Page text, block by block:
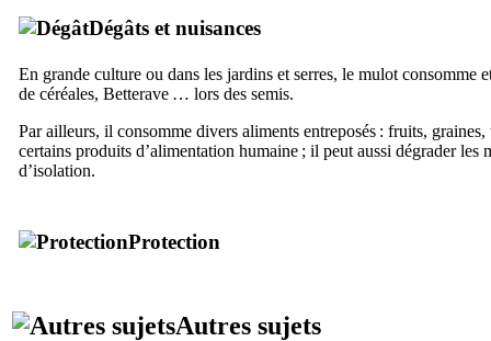
Dégâts et nuisances
En grande culture ou dans les jardins et serres, le mulot consomme
de céréales, Betterave … lors des semis.
Par ailleurs, il consomme divers aliments entreposés : fruits, graines,
certains produits d’alimentation humaine ; il peut aussi dégrader les
d’isolation.
Protection
Autres sujets